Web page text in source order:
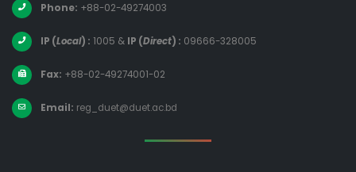
Phone: +88-02-49274003
IP (Local) : 1005 & IP (Direct) : 09666-328005
Fax: +88-02-49274001-02
Email: reg_duet@duet.ac.bd